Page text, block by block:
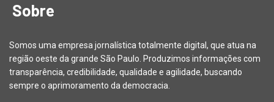
Sobre
Somos uma empresa jornalística totalmente digital, que atua na
região oeste da grande São Paulo. Produzimos informações com
transparência, credibilidade, qualidade e agilidade, buscando
sempre o aprimoramento da democracia.